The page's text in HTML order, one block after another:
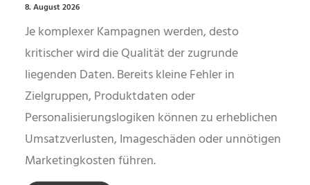
8. August 2026
Je komplexer Kampagnen werden, desto
kritischer wird die Qualität der zugrunde
liegenden Daten. Bereits kleine Fehler in
Zielgruppen, Produktdaten oder
Personalisierungslogiken können zu erheblichen
Umsatzverlusten, Imageschäden oder unnötigen
Marketingkosten führen.